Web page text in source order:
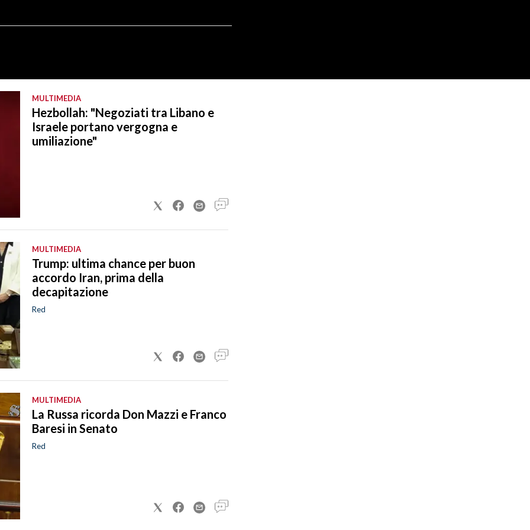
MULTIMEDIA
Hezbollah: "Negoziati tra Libano e
Israele portano vergogna e
umiliazione"
MULTIMEDIA
Trump: ultima chance per buon
accordo Iran, prima della
decapitazione
Red
MULTIMEDIA
La Russa ricorda Don Mazzi e Franco
Baresi in Senato
Red